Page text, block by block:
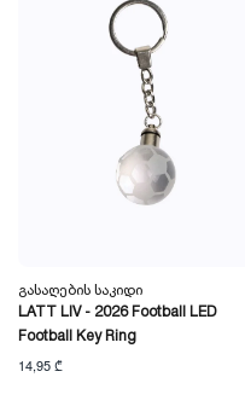
Გასაღების Საკიდი
LATT LIV - 2026 Football LED
Football Key Ring
14,95 ₾